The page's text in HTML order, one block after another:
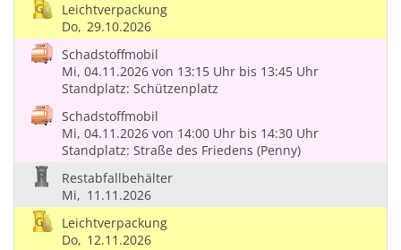
Leichtverpackung
Do, 29.10.2026
Schadstoffmobil
Mi, 04.11.2026 von 13:15 Uhr bis 13:45 Uhr
Standplatz: Schützenplatz
Schadstoffmobil
Mi, 04.11.2026 von 14:00 Uhr bis 14:30 Uhr
Standplatz: Straße des Friedens (Penny)
Restabfallbehälter
Mi, 11.11.2026
Leichtverpackung
Do, 12.11.2026